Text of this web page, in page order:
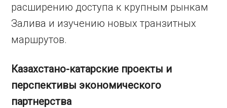
расширению доступа к крупным рынкам
Залива и изучению новых транзитных
маршрутов.
Казахстано-катарские проекты и
перспективы экономического
партнерства